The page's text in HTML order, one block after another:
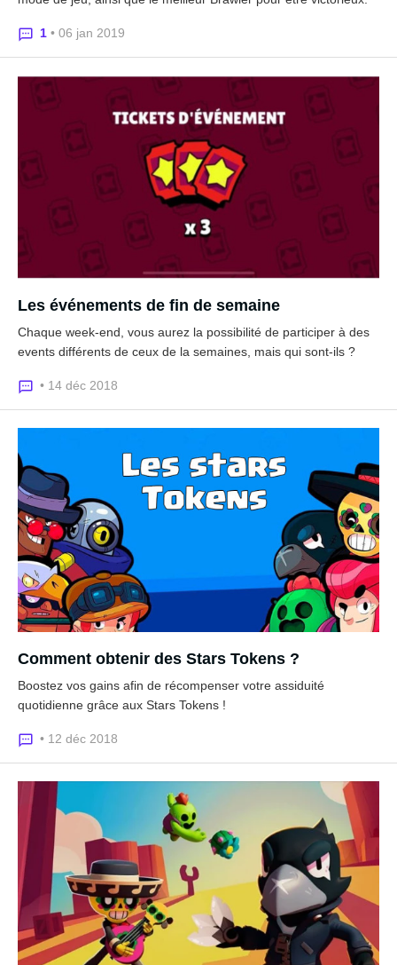
1 • 06 jan 2019
Les événements de fin de semaine
Chaque week-end, vous aurez la possibilité de participer à des
events différents de ceux de la semaines, mais qui sont-ils ?
• 14 déc 2018
Comment obtenir des Stars Tokens ?
Boostez vos gains afin de récompenser votre assiduité
quotidienne grâce aux Stars Tokens !
• 12 déc 2018